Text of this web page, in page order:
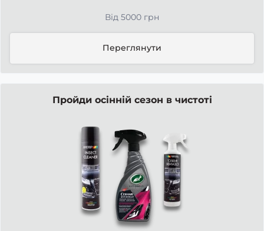
Від 5000 грн
Переглянути
Пройди осінній сезон в чистоті